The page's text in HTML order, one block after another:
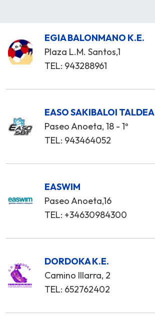
EGIA BALONMANO K.E.
Plaza L.M. Santos,1
TEL: 943288961
EASO SAKIBALOI TALDEA
Paseo Anoeta, 18 - 1º
TEL: 943464052
EASWIM
Paseo Anoeta,16
TEL: +34630984300
DORDOKA K.E.
Camino Illarra, 2
TEL: 652762402